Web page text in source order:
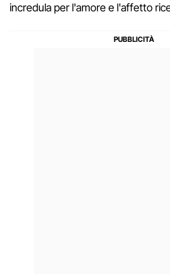
incredula per l'amore e l'affetto